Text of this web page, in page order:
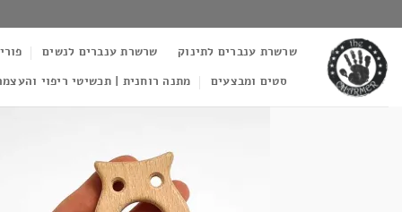
to
content
שרשרת ענברים לתינוק שרשרת ענברים לנשים
סטים ומבצעים
מתנה רוחנית | תכשיטי ריפוי